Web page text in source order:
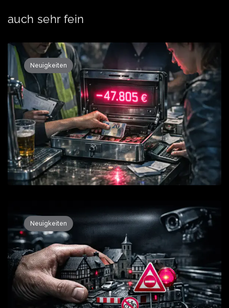
auch sehr fein
Neuigkeiten
Neuigkeiten